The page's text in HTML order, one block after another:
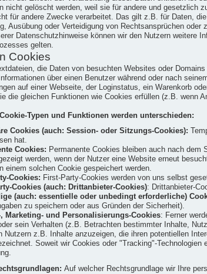
nicht gelöscht werden, weil sie für andere und gesetzlich
für andere Zwecke verarbeitet. Das gilt z.B. für Daten,
Ausübung oder Verteidigung von Rechtsansprüchen
Datenschutzhinweise können wir den Nutzern weitere
gelten.
Cookies
die Daten von besuchten Websites oder
über einen Benutzer während oder nach
auf einer Webseite, der Loginstatus, ein Warenkorb
die gleichen Funktionen wie Cookies erfüllen (z.B.
Typen und Funktionen werden unterschieden:
Cookies (auch: Session- oder Sitzungs-Cookies):
hat.
Cookies: Permanente Cookies bleiben auch nach
werden, wenn der Nutzer eine Website erneut
einem solchen Cookie gespeichert werden.
Cookies: First-Party-Cookies werden von uns selbst
Cookies (auch: Drittanbieter-Cookies): Drittanbieter-
(auch: essentielle oder unbedingt erforderliche)
zu speichern oder aus Gründen der Sicherheit).
Marketing- und Personalisierungs-Cookies: Ferner
sein Verhalten (z.B. Betrachten bestimmter Inhalte,
Nutzern z.B. Inhalte anzuzeigen, die ihren potentiellen
Soweit wir Cookies oder "Tracking"-
Auf welcher Rechtsgrundlage wir Ihre